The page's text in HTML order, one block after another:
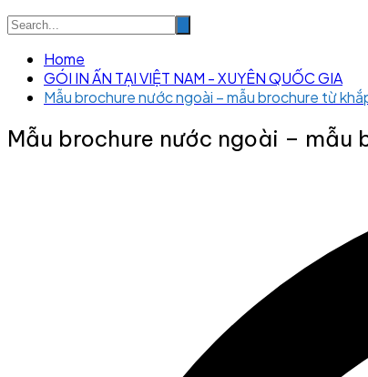
Home
GÓI IN ẤN TẠI VIỆT NAM - XUYÊN QUỐC GIA
Mẫu brochure nước ngoài – mẫu brochure từ
Mẫu brochure nước ngoài – mẫu